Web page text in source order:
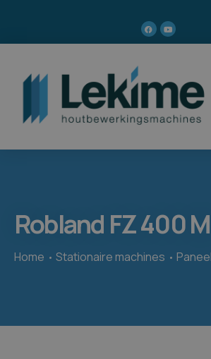
Robland FZ 400 M
Home Stationaire machines